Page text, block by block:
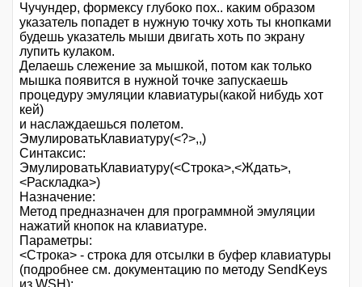
Чучундер, формексу глубоко пох.. каким образом
указатель попадет в нужную точку хоть ты кнопками
будешь указатель мыши двигать хоть по экрану
лупить кулаком.
Делаешь слежение за мышкой, потом как только
мышка появится в нужной точке запускаешь
процедуру эмуляции клавиатуры(какой нибудь хот
кей)
и наслаждаешься полетом.
ЭмулироватьКлавиатуру(<?>,,)
Синтаксис:
ЭмулироватьКлавиатуру(<Строка>,<Ждать>,
<Раскладка>)
Назначение:
Метод предназначен для программной эмуляции
нажатий кнопок на клавиатуре.
Параметры:
<Строка> - строка для отсылки в буфер клавиатуры
(подробнее см. документацию по методу SendKeys
из WSH);